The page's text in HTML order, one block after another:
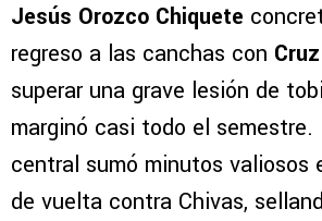
Jesús Orozco Chiquete
regreso a las canchas con
superar una grave lesión de
marginó casi todo el semestre.
central sumó minutos valiosos
de vuelta contra Chivas,